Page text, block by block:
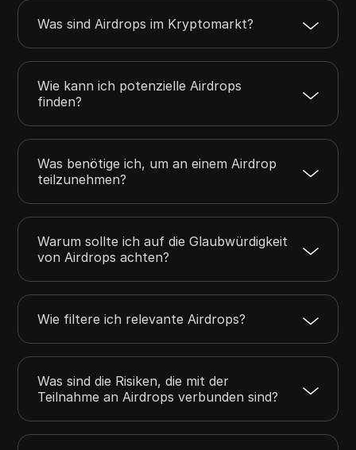
Was sind Airdrops im Kryptomarkt?
Wie kann ich potenzielle Airdrops
finden?
Was benötige ich, um an einem Airdrop
teilzunehmen?
Warum sollte ich auf die Glaubwürdigkeit
von Airdrops achten?
Wie filtere ich relevante Airdrops?
Was sind die Risiken, die mit der
Teilnahme an Airdrops verbunden sind?